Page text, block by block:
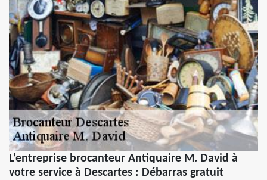
L’entreprise brocanteur Antiquaire M. David à
votre service à Descartes : Débarras gratuit